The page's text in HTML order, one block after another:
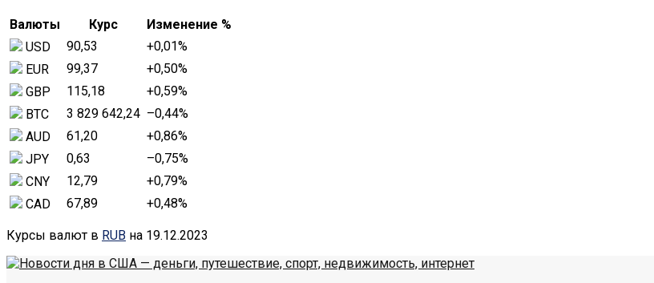
Валюты Курс
Изменение %
USD
90,53 +0,01%
EUR
99,37 +0,50%
GBP
115,18 +0,59%
BTC
3 829 642,24 –0,44%
AUD
61,20 +0,86%
JPY
0,63 –0,75%
CNY
12,79 +0,79%
CAD
67,89 +0,48%
Курсы валют в RUB на 19.12.2023